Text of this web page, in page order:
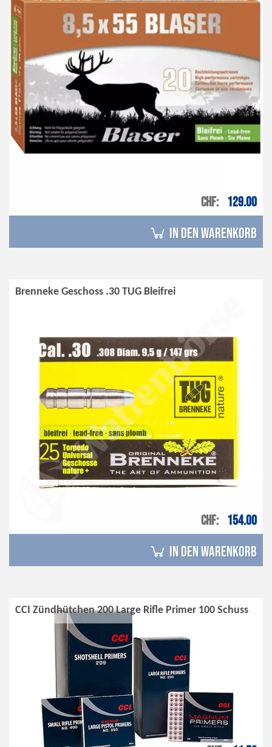
CHF 129.00
in den Warenkorb
Brenneke Geschoss .30 TUG Bleifrei
CHF 154.00
in den Warenkorb
CCI Zündhütchen 200 Large Rifle Primer 100 Schuss